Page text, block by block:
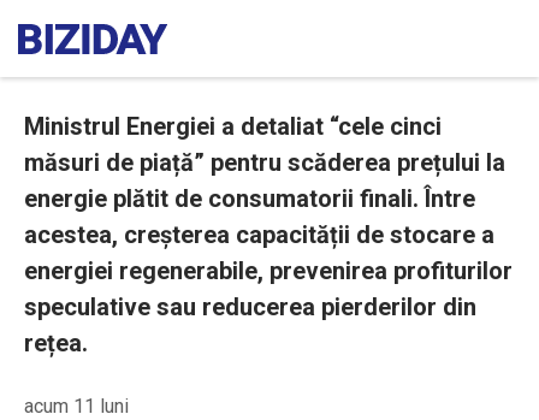
Ministrul Energiei a detaliat “cele cinci
măsuri de piață” pentru scăderea prețului la
energie plătit de consumatorii finali. Între
acestea, creșterea capacității de stocare a
energiei regenerabile, prevenirea profiturilor
speculative sau reducerea pierderilor din
rețea.
acum 11 luni